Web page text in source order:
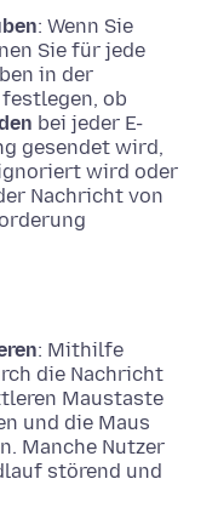
: Wenn Sie
Sie für jede
in der
ob
bei jeder E-
gesendet wird,
wird oder
Nachricht von
: Mithilfe
die Nachricht
Maustaste
und die Maus
Manche Nutzer
störend und